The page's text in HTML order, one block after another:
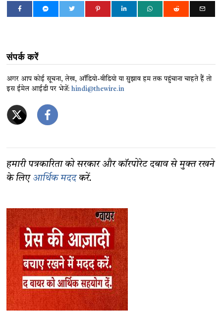
संपर्क करें
अगर आप कोई सूचना, लेख, ऑडियो-वीडियो या सुझाव हम तक पहुंचाना चाहते हैं तो
इस ईमेल आईडी पर भेजें:hindi@thewire.in
हमारी पत्रकारिता को सरकार और कॉरपोरेट दबाव से मुक्त रखने
के लिए आर्थिक मददकरें.